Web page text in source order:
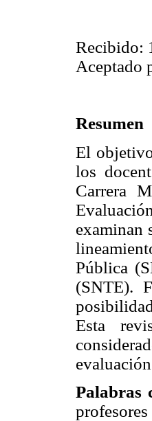
Recibido:
Aceptado
Resumen
El
los
Carrera
examinan
Pública
(SNTE).
Esta
Palabras